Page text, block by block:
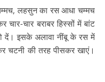
लहसुन का रस आधा चम्मच
चार बराबर हिस्सों में बांट
दें। इसके अलावा नींबू के रस में
चटनी की तरह पीसकर खाएं।